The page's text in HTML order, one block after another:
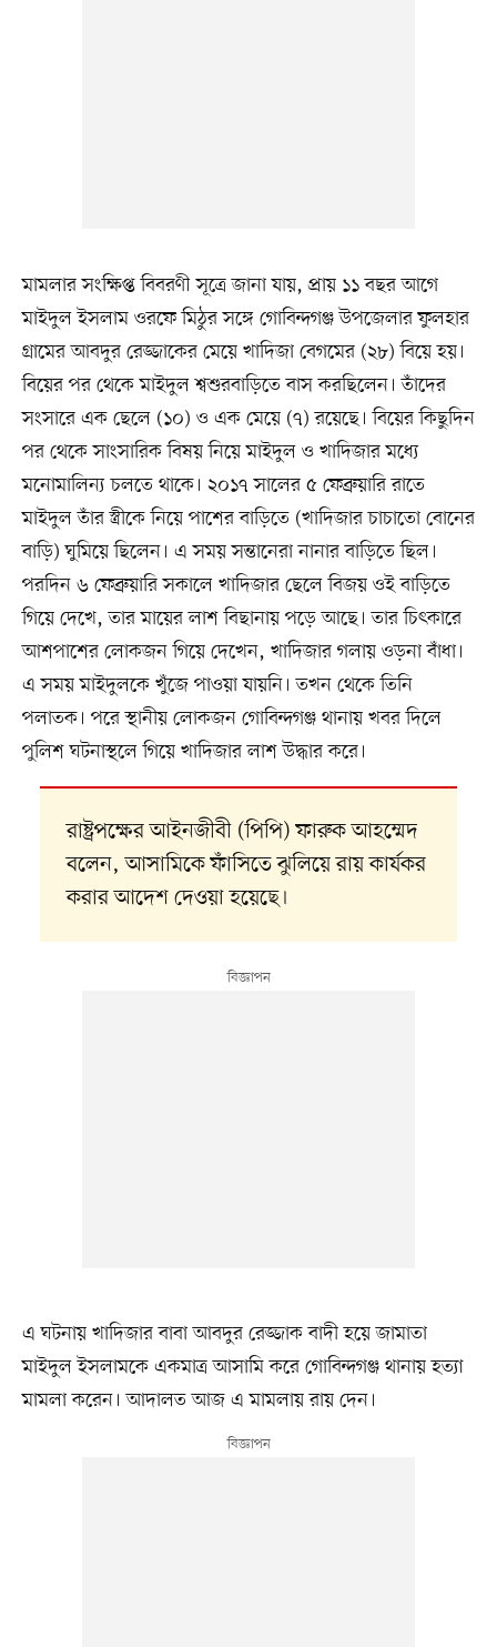
মামলার সংক্ষিপ্ত বিবরণী সূত্রে জানা যায়, প্রায় ১১ বছর আগে
মাইদুল ইসলাম ওরফে মিঠুর সঙ্গে গোবিন্দগঞ্জ উপজেলার ফুলহার
গ্রামের আবদুর রেজ্জাকের মেয়ে খাদিজা বেগমের (২৮) বিয়ে হয়।
বিয়ের পর থেকে মাইদুল শ্বশুরবাড়িতে বাস করছিলেন। তাঁদের
সংসারে এক ছেলে (১০) ও এক মেয়ে (৭) রয়েছে। বিয়ের কিছুদিন
পর থেকে সাংসারিক বিষয় নিয়ে মাইদুল ও খাদিজার মধ্যে
মনোমালিন্য চলতে থাকে। ২০১৭ সালের ৫ ফেব্রুয়ারি রাতে
মাইদুল তাঁর স্ত্রীকে নিয়ে পাশের বাড়িতে (খাদিজার চাচাতো বোনের
বাড়ি) ঘুমিয়ে ছিলেন। এ সময় সন্তানেরা নানার বাড়িতে ছিল।
পরদিন ৬ ফেব্রুয়ারি সকালে খাদিজার ছেলে বিজয় ওই বাড়িতে
গিয়ে দেখে, তার মায়ের লাশ বিছানায় পড়ে আছে। তার চিৎকারে
আশপাশের লোকজন গিয়ে দেখেন, খাদিজার গলায় ওড়না বাঁধা।
এ সময় মাইদুলকে খুঁজে পাওয়া যায়নি। তখন থেকে তিনি
পলাতক। পরে স্থানীয় লোকজন গোবিন্দগঞ্জ থানায় খবর দিলে
পুলিশ ঘটনাস্থলে গিয়ে খাদিজার লাশ উদ্ধার করে।
রাষ্ট্রপক্ষের আইনজীবী (পিপি) ফারুক আহম্মেদ
বলেন, আসামিকে ফাঁসিতে ঝুলিয়ে রায় কার্যকর
করার আদেশ দেওয়া হয়েছে।
এ ঘটনায় খাদিজার বাবা আবদুর রেজ্জাক বাদী হয়ে জামাতা
মাইদুল ইসলামকে একমাত্র আসামি করে গোবিন্দগঞ্জ থানায় হত্যা
মামলা করেন। আদালত আজ এ মামলায় রায় দেন।